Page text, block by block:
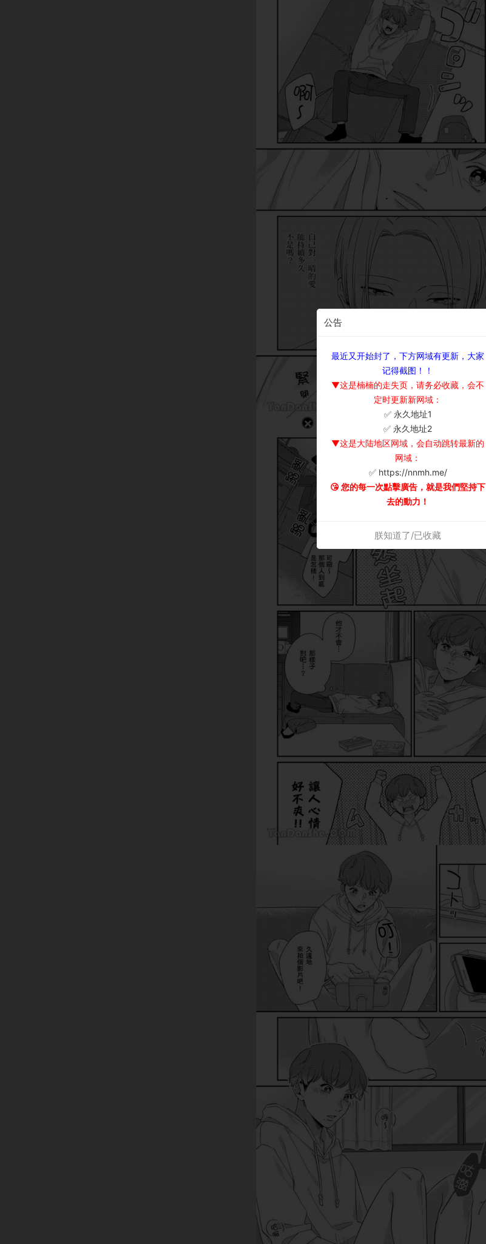
公告
最近又开始封了，下方网域有更新，大家
记得截图！！
▼这是楠楠的走失页，请务必收藏，会不
定时更新新网域：
✅ 永久地址1
✅ 永久地址2
▼这是大陆地区网域，会自动跳转最新的
网域：
✅ https://nnmh.me/
😘 您的每一次點擊廣告，就是我們堅持下
去的動力！
朕知道了/已收藏
×